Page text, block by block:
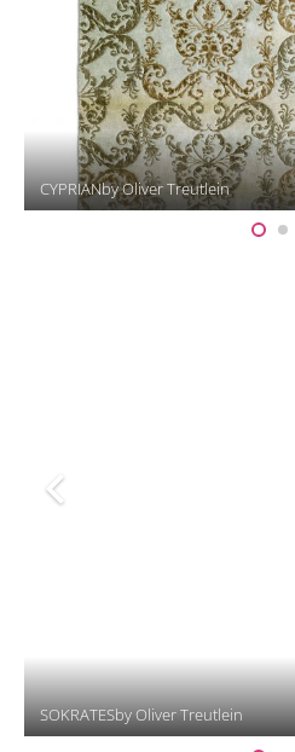
CYPRIANby Oliver Treutlein
SOKRATESby Oliver Treutlein